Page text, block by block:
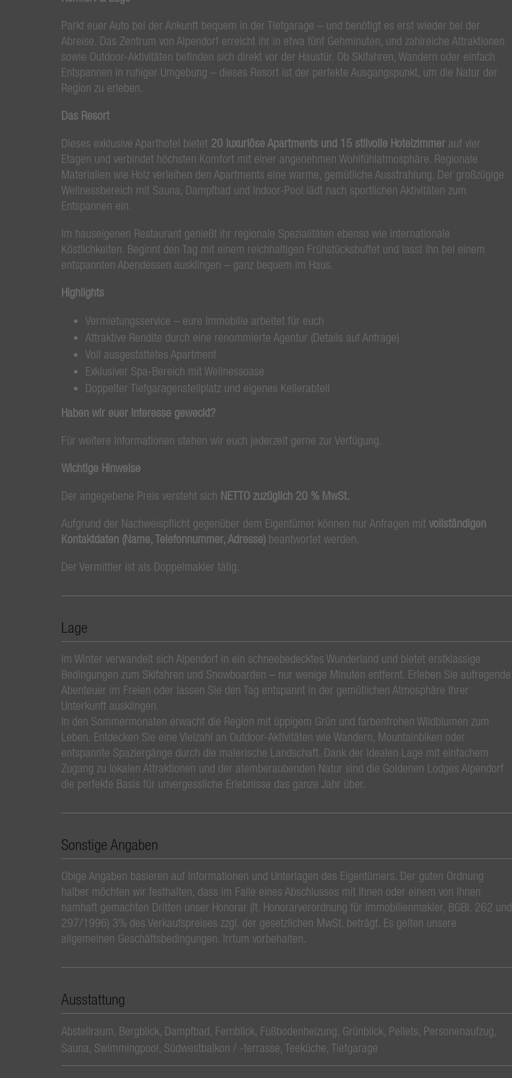
Parkt euer Auto bei der Ankunft bequem in der Tiefgarage – und benötigt es erst wieder bei der
Abreise. Das Zentrum von Alpendorf erreicht ihr in etwa fünf Gehminuten, und zahlreiche Attraktionen
sowie Outdoor-Aktivitäten befinden sich direkt vor der Haustür. Ob Skifahren, Wandern oder einfach
Entspannen in ruhiger Umgebung – dieses Resort ist der perfekte Ausgangspunkt, um die Natur der
Region zu erleben.
Das Resort
Dieses exklusive Aparthotel bietet 20 luxuriöse Apartments und 15 stilvolle Hotelzimmer auf vier
Etagen und verbindet höchsten Komfort mit einer angenehmen Wohlfühlatmosphäre. Regionale
Materialien wie Holz verleihen den Apartments eine warme, gemütliche Ausstrahlung. Der großzügige
Wellnessbereich mit Sauna, Dampfbad und Indoor-Pool lädt nach sportlichen Aktivitäten zum
Entspannen ein.
Im hauseigenen Restaurant genießt ihr regionale Spezialitäten ebenso wie internationale
Köstlichkeiten. Beginnt den Tag mit einem reichhaltigen Frühstücksbuffet und lasst ihn bei einem
entspannten Abendessen ausklingen – ganz bequem im Haus.
Highlights
Vermietungsservice – eure Immobilie arbeitet für euch
Attraktive Rendite durch eine renommierte Agentur (Details auf Anfrage)
Voll ausgestattetes Apartment
Exklusiver Spa-Bereich mit Wellnessoase
Doppelter Tiefgaragenstellplatz und eigenes Kellerabteil
Haben wir euer Interesse geweckt?
Für weitere Informationen stehen wir euch jederzeit gerne zur Verfügung.
Wichtige Hinweise
Der angegebene Preis versteht sich NETTO zuzüglich 20 % MwSt.
Aufgrund der Nachweispflicht gegenüber dem Eigentümer können nur Anfragen mit vollständigen
Kontaktdaten (Name, Telefonnummer, Adresse) beantwortet werden.
Der Vermittler ist als Doppelmakler tätig.
Lage
Im Winter verwandelt sich Alpendorf in ein schneebedecktes Wunderland und bietet erstklassige
Bedingungen zum Skifahren und Snowboarden – nur wenige Minuten entfernt. Erleben Sie aufregende
Abenteuer im Freien oder lassen Sie den Tag entspannt in der gemütlichen Atmosphäre Ihrer
Unterkunft ausklingen.
In den Sommermonaten erwacht die Region mit üppigem Grün und farbenfrohen Wildblumen zum
Leben. Entdecken Sie eine Vielzahl an Outdoor-Aktivitäten wie Wandern, Mountainbiken oder
entspannte Spaziergänge durch die malerische Landschaft. Dank der idealen Lage mit einfachem
Zugang zu lokalen Attraktionen und der atemberaubenden Natur sind die Goldenen Lodges Alpendorf
die perfekte Basis für unvergessliche Erlebnisse das ganze Jahr über.
Sonstige Angaben
Obige Angaben basieren auf Informationen und Unterlagen des Eigentümers. Der guten Ordnung
halber möchten wir festhalten, dass im Falle eines Abschlusses mit Ihnen oder einem von Ihnen
namhaft gemachten Dritten unser Honorar (lt. Honorarverordnung für Immobilienmakler, BGBl. 262 und
297/1996) 3% des Verkaufspreises zzgl. der gesetzlichen MwSt. beträgt. Es gelten unsere
allgemeinen Geschäftsbedingungen. Irrtum vorbehalten.
Ausstattung
Abstellraum Bergblick Dampfbad Fernblick Fußbodenheizung Grünblick Pellets Personenaufzug
Sauna Swimmingpool Südwestbalkon / -terrasse Teeküche Tiefgarage